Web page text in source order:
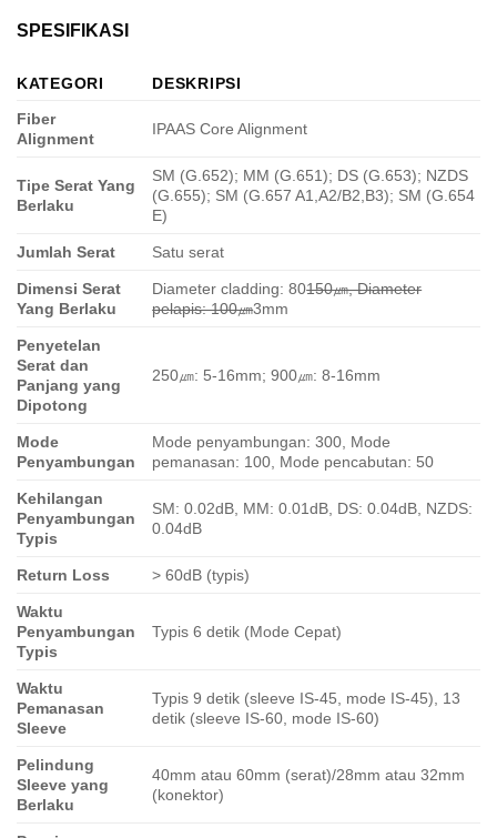
SPESIFIKASI
KATEGORI
DESKRIPSI
Fiber
Alignment
IPAAS Core Alignment
Tipe Serat Yang
Berlaku
SM (G.652); MM (G.651); DS (G.653); NZDS
(G.655); SM (G.657 A1,A2/B2,B3); SM (G.654
E)
Jumlah Serat Satu serat
Dimensi Serat
Yang Berlaku
Diameter cladding: 80150㎛, Diameter
pelapis: 100㎛3mm
Penyetelan
Serat dan
Panjang yang
Dipotong
250㎛: 5-16mm; 900㎛: 8-16mm
Mode
Penyambungan
Mode penyambungan: 300, Mode
pemanasan: 100, Mode pencabutan: 50
Kehilangan
Penyambungan
Typis
SM: 0.02dB, MM: 0.01dB, DS: 0.04dB, NZDS:
0.04dB
Return Loss > 60dB (typis)
Waktu
Penyambungan
Typis
Typis 6 detik (Mode Cepat)
Waktu
Pemanasan
Sleeve
Typis 9 detik (sleeve IS-45, mode IS-45), 13
detik (sleeve IS-60, mode IS-60)
Pelindung
Sleeve yang
Berlaku
40mm atau 60mm (serat)/28mm atau 32mm
(konektor)